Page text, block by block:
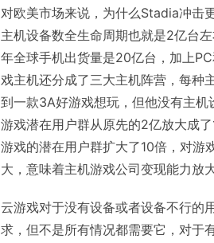
对欧美市场来说，为什么Stadia冲击
主机设备数全生命周期也就是2亿台
年全球手机出货量是20亿台，加上
戏主机还分成了三大主机阵营，每种
到一款3A好游戏想玩，但他没有主
游戏潜在用户群从原先的2亿放大成
游戏的潜在用户群扩大了10倍，对游
大，意味着主机游戏公司变现能力放
云游戏对于没有设备或者设备不行的
求，但不是所有情况都需要它，对于